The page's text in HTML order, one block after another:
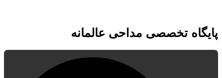
پایگاه تخصصی مداحی عالمانه